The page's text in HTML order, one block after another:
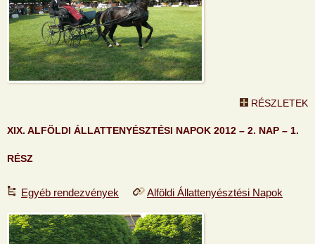
RÉSZLETEK
XIX. ALFÖLDI ÁLLATTENYÉSZTÉSI NAPOK 2012 – 2. NAP – 1.
RÉSZ
Egyéb rendezvények Alföldi Állattenyésztési Napok